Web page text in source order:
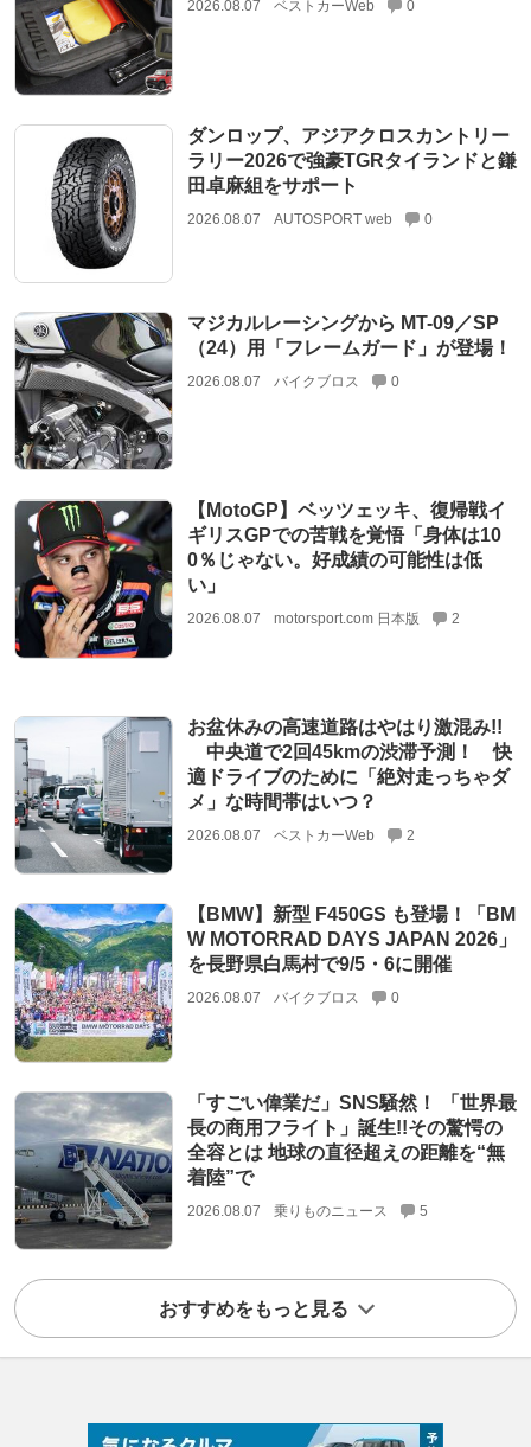
2026.08.07 ベストカーWeb 0
ダンロップ、アジアクロスカントリー
ラリー2026で強豪TGRタイランドと鎌
田卓麻組をサポート
2026.08.07 AUTOSPORT web 0
マジカルレーシングから MT-09／SP
（24）用「フレームガード」が登場！
2026.08.07 バイクブロス 0
【MotoGP】ベッツェッキ、復帰戦イ
ギリスGPでの苦戦を覚悟「身体は10
0％じゃない。好成績の可能性は低
い」
2026.08.07 motorsport.com 日本版 2
お盆休みの高速道路はやはり激混み!!
中央道で2回45kmの渋滞予測！ 快
適ドライブのために「絶対走っちゃダ
メ」な時間帯はいつ？
2026.08.07 ベストカーWeb 2
【BMW】新型 F450GS も登場！「BM
W MOTORRAD DAYS JAPAN 2026」
を長野県白馬村で9/5・6に開催
2026.08.07 バイクブロス 0
「すごい偉業だ」SNS騒然！ 「世界最
長の商用フライト」誕生!!その驚愕の
全容とは 地球の直径超えの距離を“無
着陸”で
2026.08.07 乗りものニュース 5
おすすめをもっと見る